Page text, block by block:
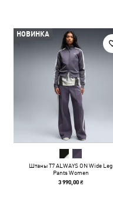
НОВИНКА
Штаны T7 ALWAYS ON Wide Leg
Pants Women
3 990,00 ₴